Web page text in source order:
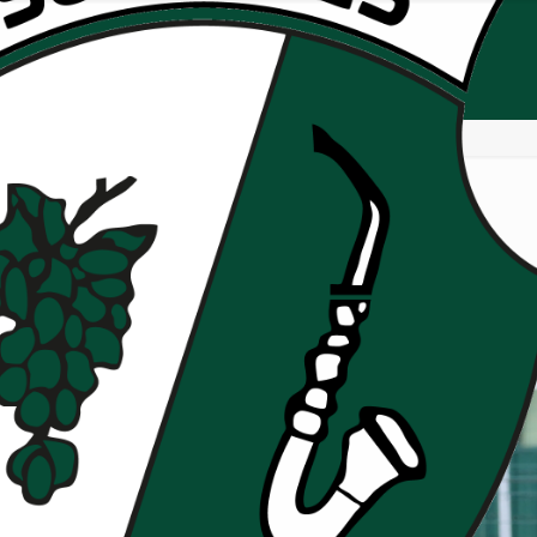
32ème de finale : RCS
: Photos 32ème de finale : RCS vs Bobigny